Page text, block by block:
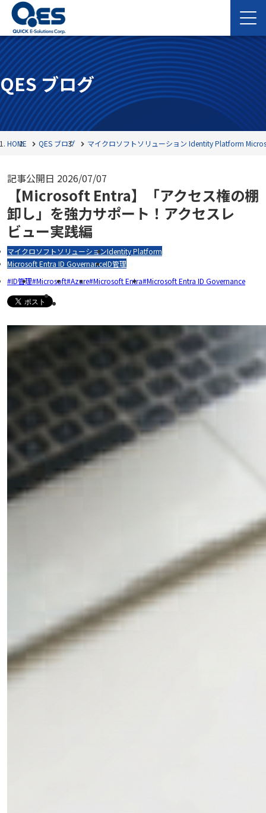
QES ブログ
HOME QES ブログ マイクロソフトソリューション Identity Platform
記事公開日 2026/07/07
【Microsoft Entra】「アクセス権の棚
卸し」を強力サポート！アクセスレ
ビュー実践編
マイクロソフトソリューションIdentity Platform
Microsoft Entra ID GovernanceID管理
ID管理 Microsoft Azure Microsoft Entra Microsoft Entra ID Governance